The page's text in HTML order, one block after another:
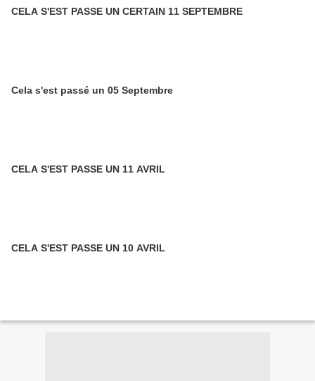
CELA S'EST PASSE UN CERTAIN 11 SEPTEMBRE
Cela s'est passé un 05 Septembre
CELA S'EST PASSE UN 11 AVRIL
CELA S'EST PASSE UN 10 AVRIL